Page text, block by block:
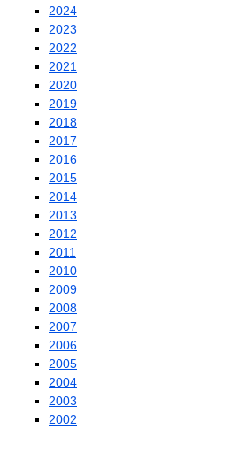
2024
2023
2022
2021
2020
2019
2018
2017
2016
2015
2014
2013
2012
2011
2010
2009
2008
2007
2006
2005
2004
2003
2002